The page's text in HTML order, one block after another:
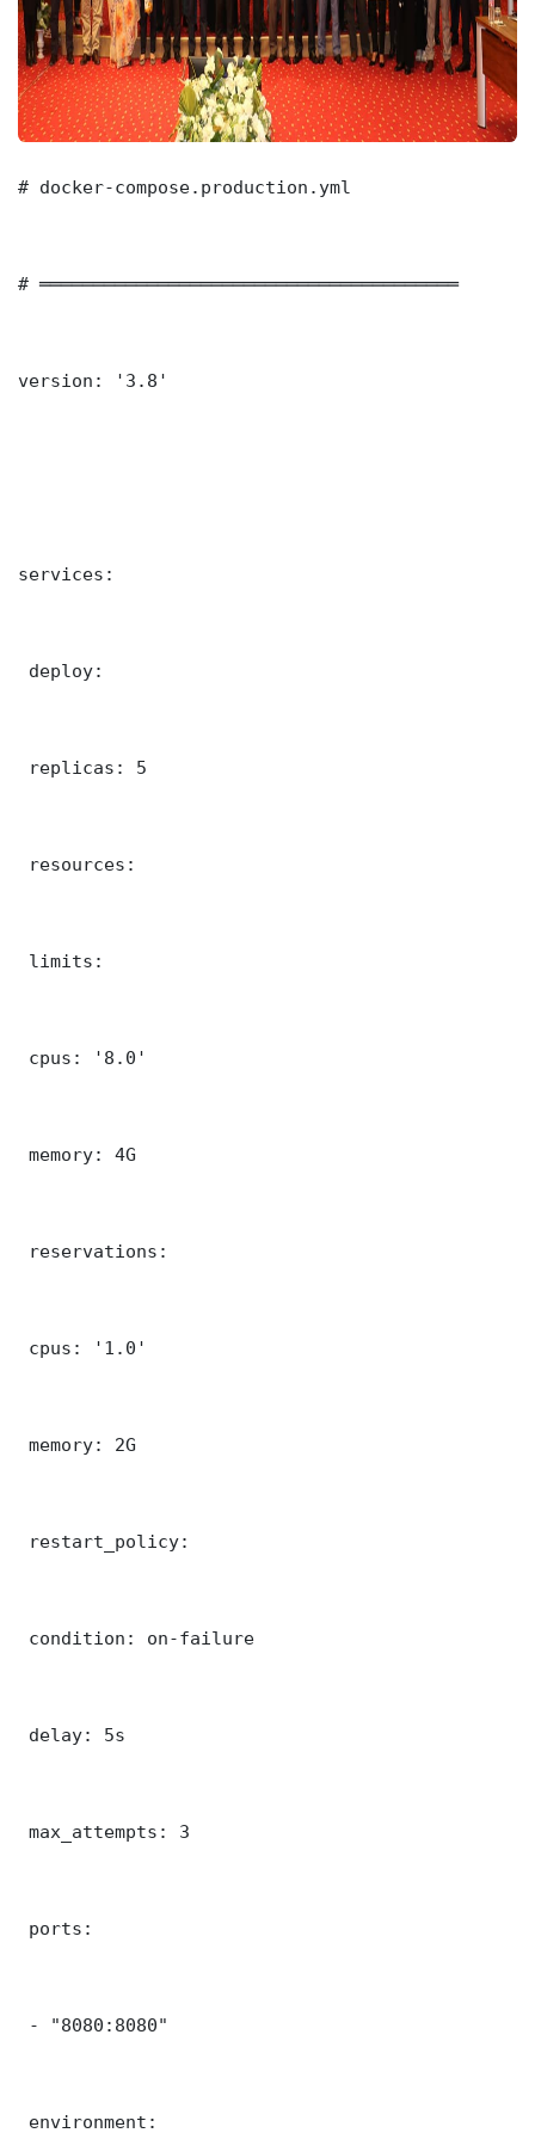
# docker-compose.production.yml
# ═══════════════════════════════════════
version: '3.8'
services:
deploy:
replicas: 5
resources:
limits:
cpus: '8.0'
memory: 4G
reservations:
cpus: '1.0'
memory: 2G
restart_policy:
condition: on-failure
delay: 5s
max_attempts: 3
ports:
- "8080:8080"
environment: